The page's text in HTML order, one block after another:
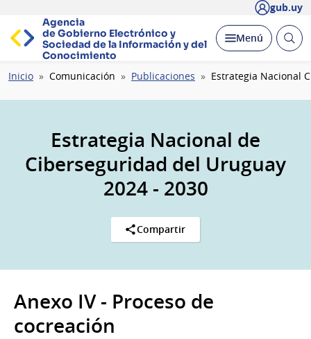
gub.uy
Agencia
de Gobierno Electrónico y
Sociedad de la Información y del
Conocimiento
Desplegar
Menú Abrir
Ruta
navegación
Inicio Comunicación Publicaciones Estrategia Nacional
Estrategia Nacional de
Ciberseguridad del Uruguay
2024 - 2030
Compartir
Anexo IV - Proceso de
cocreación